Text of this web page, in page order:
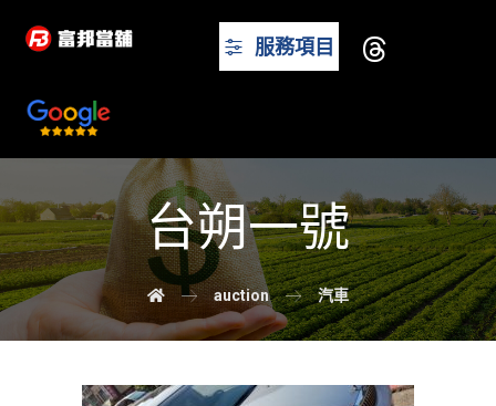
服務項目
台朔一號
auction 汽車